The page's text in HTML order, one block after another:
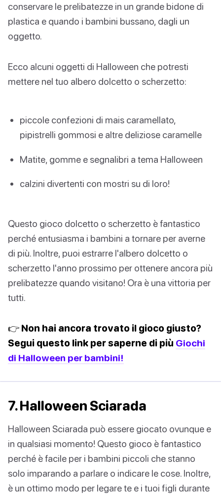
conservare le prelibatezze in un grande bidone di
plastica e quando i bambini bussano, dagli un
oggetto.
Ecco alcuni oggetti di Halloween che potresti
mettere nel tuo albero dolcetto o scherzetto:
piccole confezioni di mais caramellato,
pipistrelli gommosi e altre deliziose caramelle
Matite, gomme e segnalibri a tema Halloween
calzini divertenti con mostri su di loro!
Questo gioco dolcetto o scherzetto è fantastico
perché entusiasma i bambini a tornare per averne
di più. Inoltre, puoi estrarre l'albero dolcetto o
scherzetto l'anno prossimo per ottenere ancora più
prelibatezze quando visitano! Ora è una vittoria per
tutti.
👉 Non hai ancora trovato il gioco giusto?
Segui questo link per saperne di più Giochi
di Halloween per bambini!
7. Halloween Sciarada
Halloween Sciarada può essere giocato ovunque e
in qualsiasi momento! Questo gioco è fantastico
perché è facile per i bambini piccoli che stanno
solo imparando a parlare o indicare le cose. Inoltre,
è un ottimo modo per legare te e i tuoi figli durante